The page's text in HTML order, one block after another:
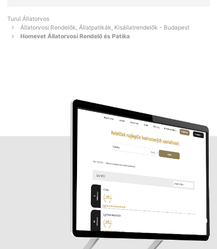
Turul Állatorvos
Állatorvosi Rendelők, Állatpatikák, Kisállatrendelők - Budapest
Homevet Állatorvosi Rendelő és Patika